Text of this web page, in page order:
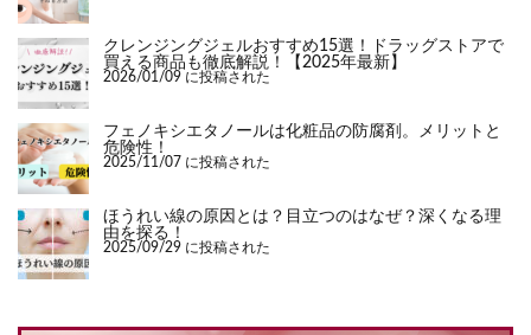
クレンジングジェルおすすめ15選！ドラッグストアで
買える商品も徹底解説！【2025年最新】
2026/01/09 に投稿された
フェノキシエタノールは化粧品の防腐剤。メリットと
危険性！
2025/11/07 に投稿された
ほうれい線の原因とは？目立つのはなぜ？深くなる理
由を探る！
2025/09/29 に投稿された